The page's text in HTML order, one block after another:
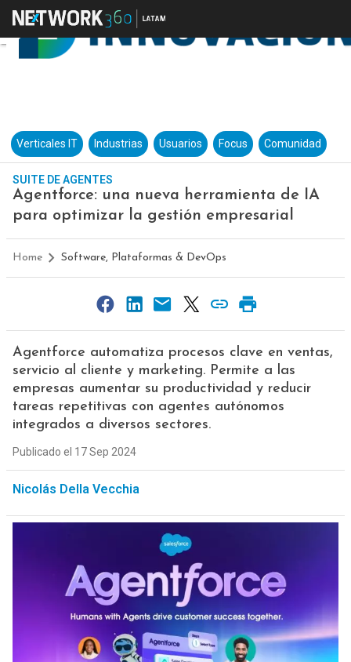
Verticales IT Industrias Usuarios Focus Comunidad
SUITE DE AGENTES
Agentforce: una nueva herramienta de IA
para optimizar la gestión empresarial
Home Software, Plataformas & DevOps
Agentforce automatiza procesos clave en ventas,
servicio al cliente y marketing. Permite a las
empresas aumentar su productividad y reducir
tareas repetitivas con agentes autónomos
integrados a diversos sectores.
Publicado el 17 Sep 2024
Nicolás Della Vecchia